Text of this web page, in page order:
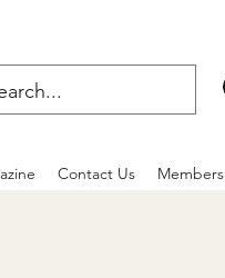
Contact Us Members